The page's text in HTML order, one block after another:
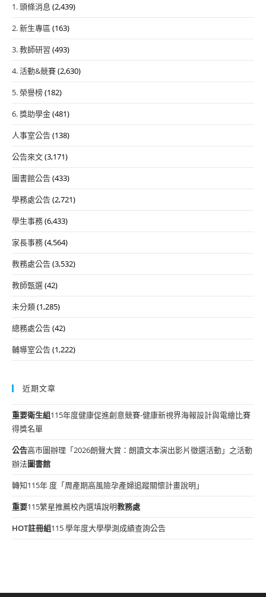
1. 頭條消息 (2,439)
2. 新生專區 (163)
3. 教師研習 (493)
4. 活動&競賽(2,630)
5. 榮譽榜(182)
6. 獎助學金(481)
人事室公告(138)
公告來文(3,171)
圖書館公告(433)
學務處公告(2,721)
學生事務(6,433)
家長事務(4,564)
教務處公告(3,532)
教師甄選(42)
未分類(1,285)
總務處公告(42)
輔導室公告(1,222)
近期文章
重要衛生組115年度健康促進創意競賽-健康新視界海報設計與電繪比賽
得獎名單
公告高市圖辦理「2026朗聲大賞：朗讀文本演出影片徵選活動」之活動
辦法圖書館
轉知115年 度「周產期高風險孕產婦追蹤關懷計畫說明」
重要115繁星推薦校內選填說明教務處
HOT註冊組115 學年度大學學測成績查詢公告